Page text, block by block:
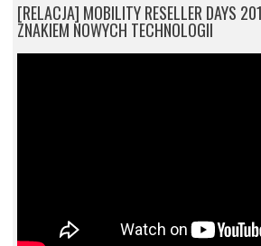
[RELACJA] MOBILITY RESELLER DAYS
ZNAKIEM NOWYCH TECHNOLOGII